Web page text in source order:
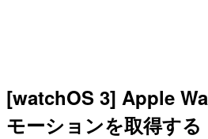
[watchOS 3] Apple
モーションを取得する